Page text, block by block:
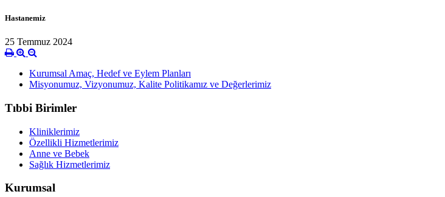
Hastanemiz
25 Temmuz 2024
Kurumsal Amaç, Hedef ve Eylem Planları
Misyonumuz, Vizyonumuz, Kalite Politikamız ve Değerlerimiz
Tıbbi Birimler
Kliniklerimiz
Özellikli Hizmetlerimiz
Anne ve Bebek
Sağlık Hizmetlerimiz
Kurumsal